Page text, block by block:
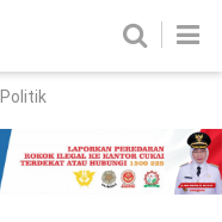
Politik